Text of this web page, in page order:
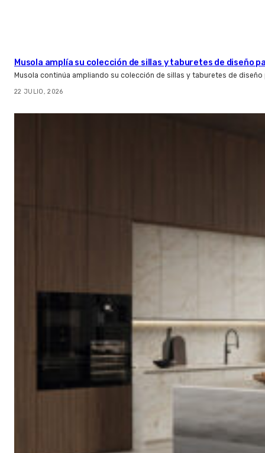
Musola amplía su colección de sillas y taburetes de diseño
Musola continúa ampliando su colección de sillas y taburetes de
22 JULIO, 2026